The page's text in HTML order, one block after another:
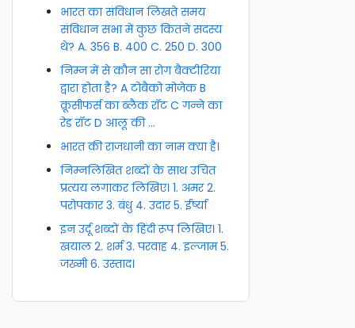
भारत का संविधान लिखते समय
संविधान सभा में कुछ कितने सदस्य
थे? A. 356 B. 400 C. 250 D. 300
निम्न में से कौन सा रोग बैक्टीरिया
द्वारा होता है? A टोबैको मोजेक B
क्रूसीफर्स का ब्लैक रॉट C गन्ने का
रेड रॉट D आलू की ...
भारत की राजधानी का नाम क्या है।
निम्नलिखित शब्दों के साथ उचित
प्रत्यय लगाकर लिखिए। 1. अमर 2.
परोपकार 3. बंधु 4. उदार 5. ईर्ष्या
इन उर्दू शब्दों के हिंदी रूप लिखिए। 1.
खयाल 2. शर्म 3. परवाह 4. इल्जाम 5.
जख्मी 6. उस्ताद।